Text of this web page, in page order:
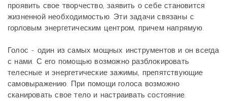
проявить свое творчество, заявить о себе становится
жизненной необходимостью. Эти задачи связаны с
горловым энергетическим центром, причем напрямую.
Голос - один из самых мощных инструментов и он всегда
с нами. С его помощью возможно разблокировать
телесные и энергетические зажимы, препятствующие
самовыражению. При помощи голоса возможно
сканировать свое тело и настраивать состояние.